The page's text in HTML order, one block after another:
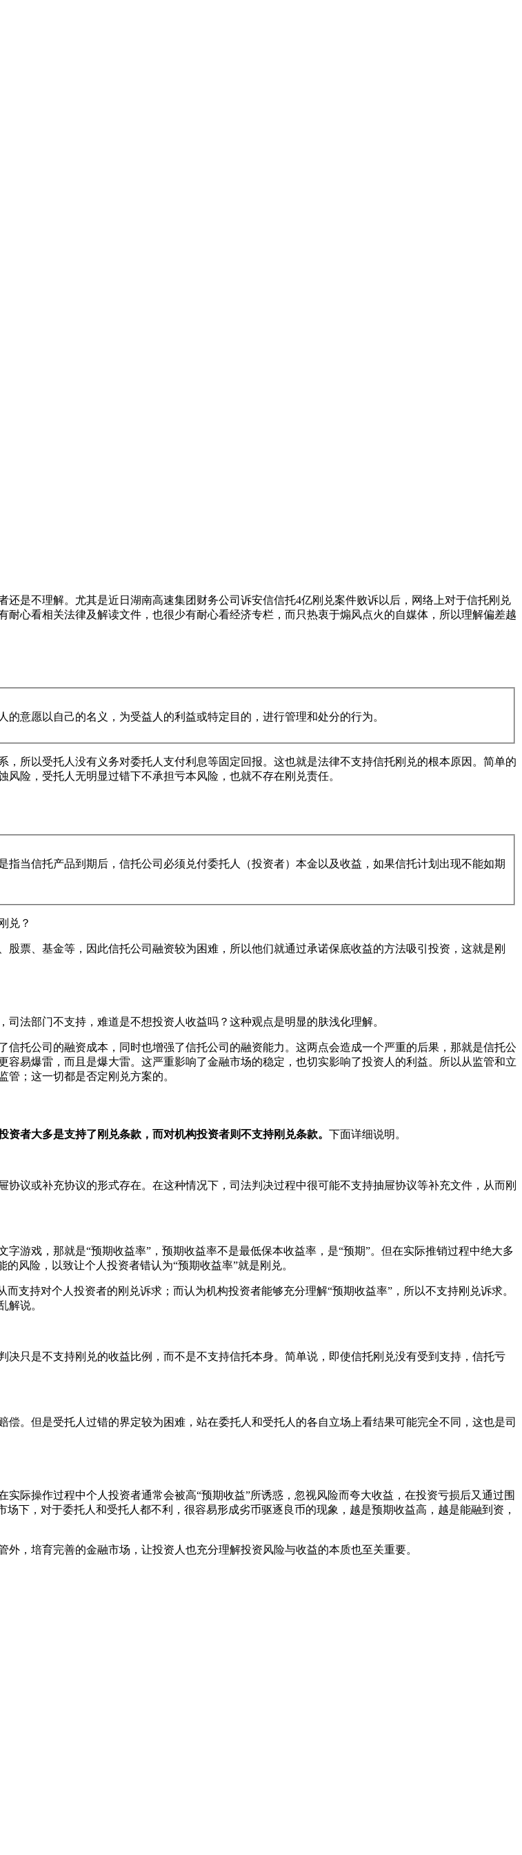
是不理解。尤其是近日湖南高速集团财务公司诉安信信托4亿刚兑案件败诉以后，网络上对于信托刚兑
心看相关法律及解读文件，也很少有耐心看经济专栏，而只热衷于煽风点火的自媒体，所以理解偏差越
意愿以自己的名义，为受益人的利益或特定目的，进行管理和处分的行为。
所以受托人没有义务对委托人支付利息等固定回报。这也就是法律不支持信托刚兑的根本原因。简单的
险，受托人无明显过错下不承担亏本风险，也就不存在刚兑责任。
当信托产品到期后，信托公司必须兑付委托人（投资者）本金以及收益，如果信托计划出现不能如期
兑？
票、基金等，因此信托公司融资较为困难，所以他们就通过承诺保底收益的方法吸引投资，这就是刚
法部门不支持，难道是不想投资人收益吗？这种观点是明显的肤浅化理解。
托公司的融资成本，同时也增强了信托公司的融资能力。这两点会造成一个严重的后果，那就是信托公
易爆雷，而且是爆大雷。这严重影响了金融市场的稳定，也切实影响了投资人的利益。所以从监管和立
；这一切都是否定刚兑方案的。
资者大多是支持了刚兑条款，而对机构投资者则不支持刚兑条款。 下面详细说明。
议或补充协议的形式存在。在这种情况下，司法判决过程中很可能不支持抽屉协议等补充文件，从而刚
游戏，那就是“预期收益率”，预期收益率不是最低保本收益率，是“预期”。但在实际推销过程中绝大多
风险，以致让个人投资者错认为“预期收益率”就是刚兑。
支持对个人投资者的刚兑诉求；而认为机构投资者能够充分理解“预期收益率”，所以不支持刚兑诉求。
解说。
只是不支持刚兑的收益比例，而不是不支持信托本身。简单说，即使信托刚兑没有受到支持，信托亏
。但是受托人过错的界定较为困难，站在委托人和受托人的各自立场上看结果可能完全不同，这也是司
际操作过程中个人投资者通常会被高“预期收益”所诱惑，忽视风险而夸大收益，在投资亏损后又通过围
下，对于委托人和受托人都不利，很容易形成劣币驱逐良币的现象，越是预期收益高，越是能融到资，
，培育完善的金融市场，让投资人也充分理解投资风险与收益的本质也至关重要。